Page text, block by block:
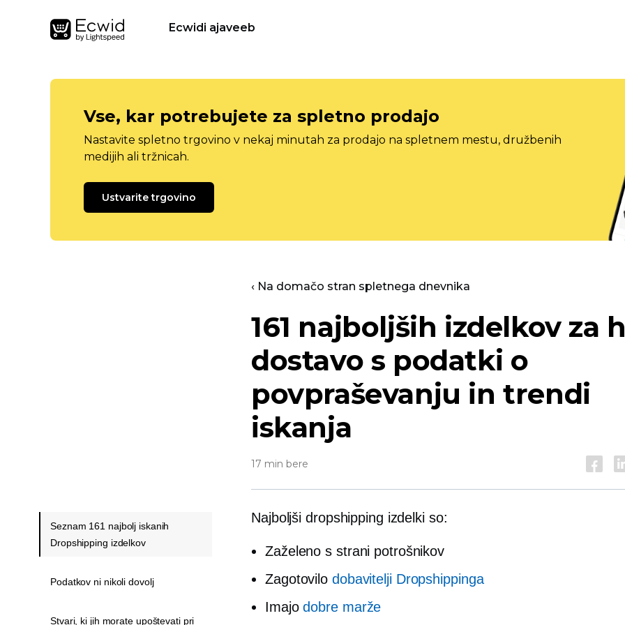
Ecwidi ajaveeb
Vse, kar potrebujete za spletno prodajo
Nastavite spletno trgovino v nekaj minutah za prodajo na spletnem mestu, družbenih
medijih ali tržnicah.
Ustvarite trgovino
‹ Na domačo stran spletnega dnevnika
161 najboljših izdelkov za
dostavo s podatki o
povpraševanju in trendi
iskanja
17 min bere
Najboljši dropshipping izdelki so:
Zaželeno s strani potrošnikov
Zagotovilo dobavitelji Dropshippinga
Imajodobre marže
Seznam 161 najbolj iskanih
Dropshipping izdelkov
Podatkov ni nikoli dovolj
Stvari, ki jih morate upoštevati pri